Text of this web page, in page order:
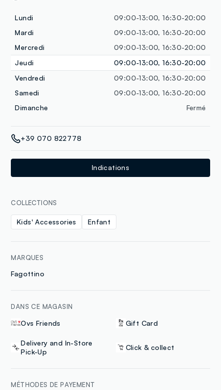
Lundi
09:00-13:00, 16:30-20:00
Mardi
09:00-13:00, 16:30-20:00
Mercredi
09:00-13:00, 16:30-20:00
Jeudi
09:00-13:00, 16:30-20:00
Vendredi
09:00-13:00, 16:30-20:00
Samedi
09:00-13:00, 16:30-20:00
Dimanche
Fermé
+39 070 822778
Indications
COLLECTIONS
Kids' Accessories Enfant
MARQUES
Fagottino
DANS CE MAGASIN
Ovs Friends Gift Card
Delivery and In-Store
Pick-Up
Click & collect
MÉTHODES DE PAYEMENT